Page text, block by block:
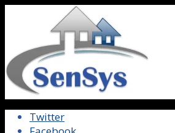
Twitter